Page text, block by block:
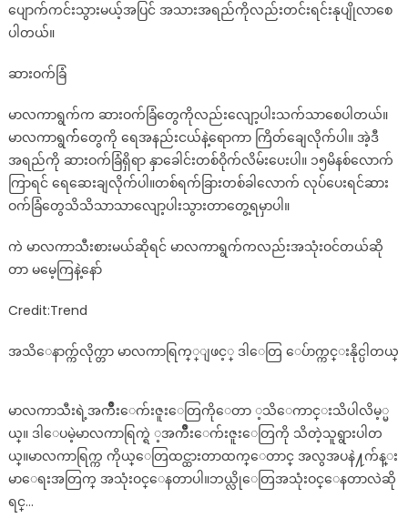
ပျောက်ကင်းသွားမယ့်အပြင် အသားအရည်ကိုလည်းတင်းရင်းနုပျိုလာစေ
ပါတယ်။
ဆားဝက်ခြံ
မာလကာရွက်က ဆားဝက်ခြံတွေကိုလည်းလျော့ပါးသက်သာစေပါတယ်။
မာလကာရွက််တွေကို ရေအနည်းငယ်နဲ့ရောကာ ကြိတ်ချေလိုက်ပါ။ အဲ့ဒီ
အရည်ကို ဆားဝက်ခြံရှိရာ နှာခေါင်းတစ်ဝိုက်လိမ်းပေးပါ။ ၁၅မိနစ်လောက်
ကြာရင် ရေဆေးချလိုက်ပါ။တစ်ရက်ခြားတစ်ခါလောက် လုပ်ပေးရင်ဆား
ဝက်ခြံတွေသိသိသာသာလျော့ပါးသွားတာတွေ့ရမှာပါ။
ကဲ မာလကာသီးစားမယ်ဆိုရင် မာလကာရွက်ကလည်းအသုံးဝင်တယ်ဆို
တာ မမေ့ကြနဲ့နော်
Credit:Trend
အသိေနာက္က်လိုက္တာ မာလကာရြက္္ျဖင့္ ဒါေတြ ေပ်ာက္ကင္းနိုင္ပါတယ္
မာလကာသီးရဲ့အက်ိဳးေက်းဇူးေတြကိုေတာ ့သိေကာင္းသိပါလိမ့္မ
ယ္။ ဒါေပမဲ့မာလကာရြက္ရဲ ့အက်ိဳးေက်းဇူးေတြကို သိတဲ့သူရွားပါတ
ယ္။မာလကာရြက္က ကိုယ္ေတြထင္ထားတာထက္ေတာင္ အလွအပနဲ႔က်န္း
မာေရးအတြက္ အသုံးဝင္ေနတာပါ။ဘယ္လိုေတြအသုံးဝင္ေနတာလဲဆို
ရင္…